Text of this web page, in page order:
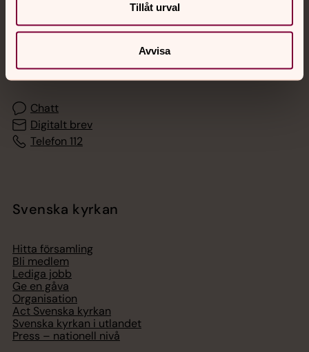
Tillåt urval
Avvisa
Jourhavande präst
Akut samtals- och krisstöd. Prata eller chatta anonymt
med en präst på kvällar och nätter.
Chatt
Digitalt brev
Telefon 112
Svenska kyrkan
Hitta församling
Bli medlem
Lediga jobb
Ge en gåva
Organisation
Act Svenska kyrkan
Svenska kyrkan i utlandet
Press – nationell nivå